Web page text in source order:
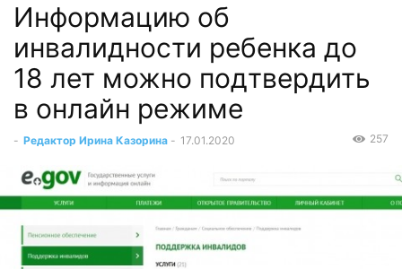
Информацию об
инвалидности ребенка до
18 лет можно подтвердить
в онлайн режиме
- Редактор Ирина Казорина - 17.01.2020 257